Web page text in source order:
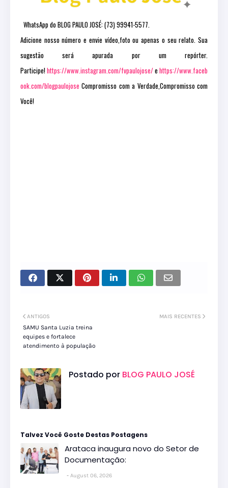
WhatsApp do BLOG PAULO JOSÉ: (73) 99941-5577.
Adicione nosso número e envie vídeo,foto ou apenas o seu relato. Sua
sugestão será apurada por um repórter.
Participe!https://www.instagram.com/fvpaulojose/e https://www.faceb
ook.com/blogpaulojose Compromisso com a Verdade,Compromisso com
Você!
MAIS RECENTES
ANTIGOS
SAMU Santa Luzia treina
equipes e fortalece
atendimento à população
Postado por BLOG PAULO JOSÉ
Talvez Você Goste Destas Postagens
Arataca inaugura novo do Setor de
Documentação:
August 06, 2026